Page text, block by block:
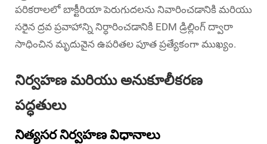
పరికరాలలో బాక్టీరియా పెరుగుదలను నివారించడానికి మరియు
సరైన ద్రవ ప్రవాహాన్ని నిర్ధారించడానికి EDM డ్రిల్లింగ్ ద్వారా
సాధించిన మృదువైన ఉపరితల పూత ప్రత్యేకంగా ముఖ్యం.
నిర్వహణ మరియు అనుకూలీకరణ
పద్ధతులు
నిత్యసర నిర్వహణ విధానాలు